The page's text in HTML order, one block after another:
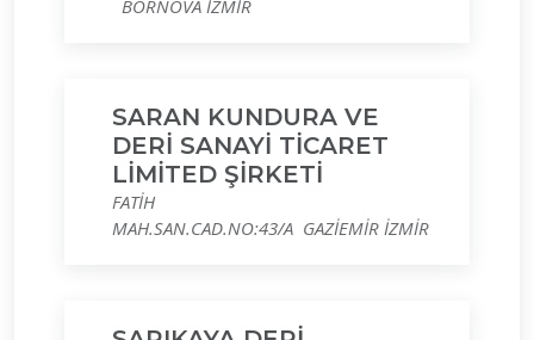
BORNOVA İZMİR
SARAN KUNDURA VE
DERİ SANAYİ TİCARET
LİMİTED ŞİRKETİ
FATİH
MAH.SAN.CAD.NO:43/A GAZİEMİR İZMİR